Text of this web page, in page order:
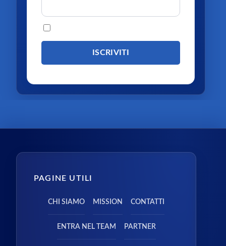
PAGINE UTILI
CHI SIAMO MISSION CONTATTI
ENTRA NEL TEAM PARTNER